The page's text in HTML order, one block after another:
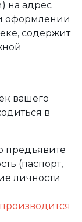
на адрес
оформлении
содержит
вашего
в
предъявите
(паспорт,
личности